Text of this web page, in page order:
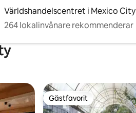
Världshandelscentret i Mexico City
264 lokalinvånare rekommenderar
Gästfavorit
Gästfavorit